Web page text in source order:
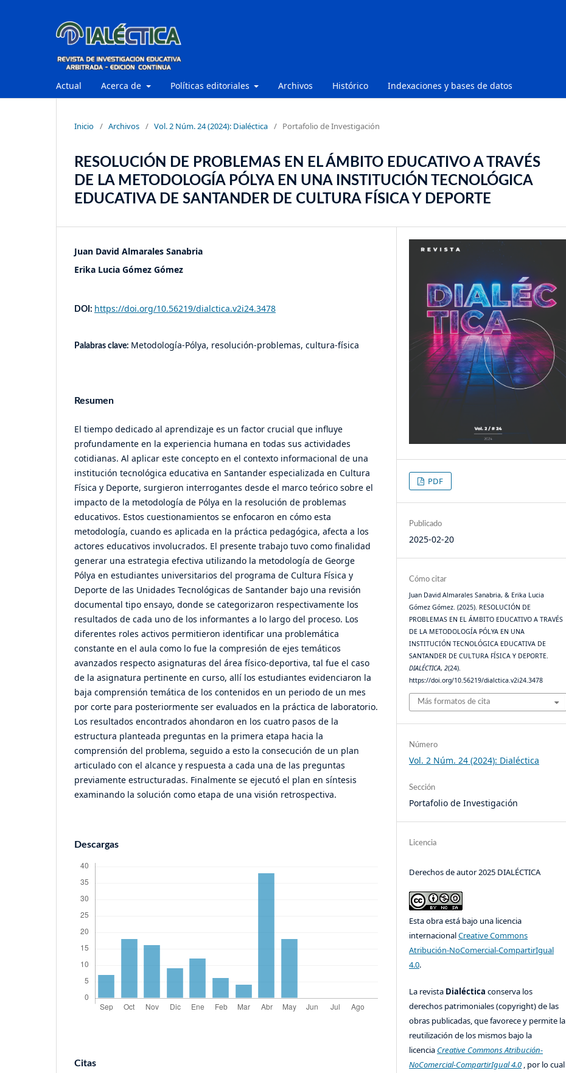
Actual Acerca de Políticas editoriales Archivos Histórico Indexaciones y bases de datos
Inicio / Archivos / Vol. 2 Núm. 24 (2024): Dialéctica / Portafolio de Investigación
RESOLUCIÓN DE PROBLEMAS EN EL ÁMBITO EDUCATIVO A TRAVÉS
DE LA METODOLOGÍA PÓLYA EN UNA INSTITUCIÓN TECNOLÓGICA
EDUCATIVA DE SANTANDER DE CULTURA FÍSICA Y DEPORTE
Juan David Almarales Sanabria
Erika Lucia Gómez Gómez
DOI: https://doi.org/10.56219/dialctica.v2i24.3478
Palabras clave: Metodología-Pólya, resolución-problemas, cultura-física
Resumen
El tiempo dedicado al aprendizaje es un factor crucial que influye
profundamente en la experiencia humana en todas sus actividades
cotidianas. Al aplicar este concepto en el contexto informacional de una
institución tecnológica educativa en Santander especializada en Cultura
Física y Deporte, surgieron interrogantes desde el marco teórico sobre el
impacto de la metodología de Pólya en la resolución de problemas
educativos. Estos cuestionamientos se enfocaron en cómo esta
metodología, cuando es aplicada en la práctica pedagógica, afecta a los
actores educativos involucrados. El presente trabajo tuvo como finalidad
generar una estrategia efectiva utilizando la metodología de George
Pólya en estudiantes universitarios del programa de Cultura Física y
Deporte de las Unidades Tecnológicas de Santander bajo una revisión
documental tipo ensayo, donde se categorizaron respectivamente los
resultados de cada uno de los informantes a lo largo del proceso. Los
diferentes roles activos permitieron identificar una problemática
constante en el aula como lo fue la compresión de ejes temáticos
avanzados respecto asignaturas del área físico-deportiva, tal fue el caso
de la asignatura pertinente en curso, allí los estudiantes evidenciaron la
baja comprensión temática de los contenidos en un periodo de un mes
por corte para posteriormente ser evaluados en la práctica de laboratorio.
Los resultados encontrados ahondaron en los cuatro pasos de la
estructura planteada preguntas en la primera etapa hacia la
comprensión del problema, seguido a esto la consecución de un plan
articulado con el alcance y respuesta a cada una de las preguntas
previamente estructuradas. Finalmente se ejecutó el plan en síntesis
examinando la solución como etapa de una visión retrospectiva.
Descargas
Citas
PDF
Publicado
2025-02-20
Cómo citar
Juan David Almarales Sanabria, & Erika Lucia
Gómez Gómez. (2025). RESOLUCIÓN DE
PROBLEMAS EN EL ÁMBITO EDUCATIVO A TRAVÉS
DE LA METODOLOGÍA PÓLYA EN UNA
INSTITUCIÓN TECNOLÓGICA EDUCATIVA DE
SANTANDER DE CULTURA FÍSICA Y DEPORTE.
DIALÉCTICA,2(24).
https://doi.org/10.56219/dialctica.v2i24.3478
Más formatos de cita
Número
Vol. 2 Núm. 24 (2024): Dialéctica
Sección
Portafolio de Investigación
Licencia
Derechos de autor 2025 DIALÉCTICA
Esta obra está bajo una licencia
internacionalCreative Commons
Atribución-NoComercial-CompartirIgual
4.0.
La revista Dialécticaconserva los
derechos patrimoniales (copyright) de las
obras publicadas, que favorece y permite la
reutilización de los mismos bajo la
licencia Creative Commons Atribución-
NoComercial-CompartirIgual 4.0 , por lo cual